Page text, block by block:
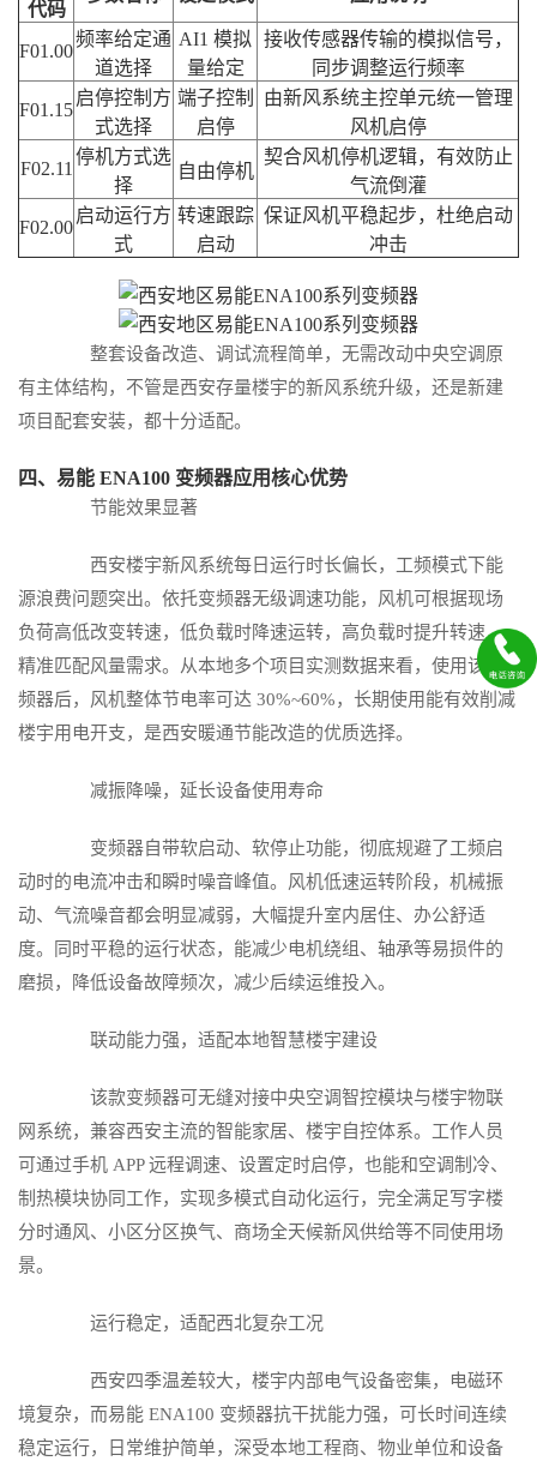
代码
F01.00
频率给定通
道选择
AI1 模拟
量给定
接收传感器传输的模拟信号，
同步调整运行频率
F01.15
启停控制方
式选择
端子控制
启停
由新风系统主控单元统一管理
风机启停
F02.11
停机方式选
择
自由停机
契合风机停机逻辑，有效防止
气流倒灌
F02.00
启动运行方
式
转速跟踪
启动
保证风机平稳起步，杜绝启动
冲击
整套设备改造、调试流程简单，无需改动中央空调原
有主体结构，不管是西安存量楼宇的新风系统升级，还是新建
项目配套安装，都十分适配。
四、易能 ENA100 变频器应用核心优势
节能效果显著
西安楼宇新风系统每日运行时长偏长，工频模式下能
源浪费问题突出。依托变频器无级调速功能，风机可根据现场
负荷高低改变转速，低负载时降速运转，高负载时提升转速，
精准匹配风量需求。从本地多个项目实测数据来看，使用该变
频器后，风机整体节电率可达 30%~60%，长期使用能有效削减
楼宇用电开支，是西安暖通节能改造的优质选择。
减振降噪，延长设备使用寿命
变频器自带软启动、软停止功能，彻底规避了工频启
动时的电流冲击和瞬时噪音峰值。风机低速运转阶段，机械振
动、气流噪音都会明显减弱，大幅提升室内居住、办公舒适
度。同时平稳的运行状态，能减少电机绕组、轴承等易损件的
磨损，降低设备故障频次，减少后续运维投入。
联动能力强，适配本地智慧楼宇建设
该款变频器可无缝对接中央空调智控模块与楼宇物联
网系统，兼容西安主流的智能家居、楼宇自控体系。工作人员
可通过手机 APP 远程调速、设置定时启停，也能和空调制冷、
制热模块协同工作，实现多模式自动化运行，完全满足写字楼
分时通风、小区分区换气、商场全天候新风供给等不同使用场
景。
运行稳定，适配西北复杂工况
西安四季温差较大，楼宇内部电气设备密集，电磁环
境复杂，而易能 ENA100 变频器抗干扰能力强，可长时间连续
稳定运行，日常维护简单，深受本地工程商、物业单位和设备